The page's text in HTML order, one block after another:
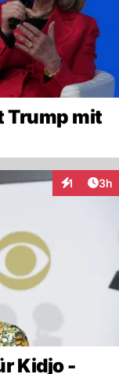
Trump mit
1 3h
Kidjo -